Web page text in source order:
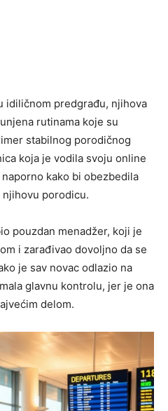
idiličnom predgrađu, njihova
rutinama koje su
stabilnog porodičnog
koja je vodila svoju online
kako bi obezbedila
porodicu.
pouzdan menadžer, koji je
i zarađivao dovoljno da se
je sav novac odlazio na
glavnu kontrolu, jer je ona
delom.